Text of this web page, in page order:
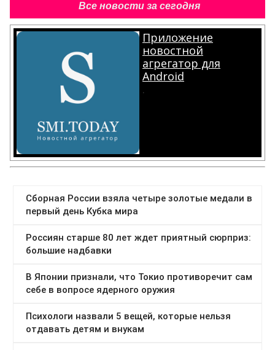
Все новости за сегодня
Приложение
новостной
агрегатор для
Android
.